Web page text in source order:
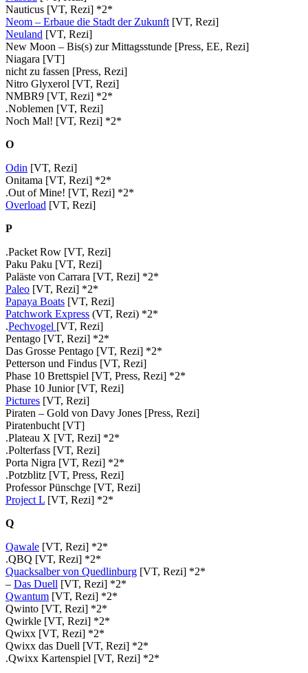
Nauticus [VT, Rezi] *2*
Neom – Erbaue die Stadt der Zukunft [VT, Rezi]
Neuland [VT, Rezi]
New Moon – Bis(s) zur Mittagsstunde [Press, EE, Rezi]
Niagara [VT]
nicht zu fassen [Press, Rezi]
Nitro Glyxerol [VT, Rezi]
NMBR9 [VT, Rezi] *2*
.Noblemen [VT, Rezi]
Noch Mal! [VT, Rezi] *2*
O
Odin [VT, Rezi]
Onitama [VT, Rezi] *2*
.Out of Mine! [VT, Rezi] *2*
Overload [VT, Rezi]
P
.Packet Row [VT, Rezi]
Paku Paku [VT, Rezi]
Paläste von Carrara [VT, Rezi] *2*
Paleo [VT, Rezi] *2*
Papaya Boats [VT, Rezi]
Patchwork Express (VT, Rezi) *2*
.Pechvogel [VT, Rezi]
Pentago [VT, Rezi] *2*
Das Grosse Pentago [VT, Rezi] *2*
Petterson und Findus [VT, Rezi]
Phase 10 Brettspiel [VT, Press, Rezi] *2*
Phase 10 Junior [VT, Rezi]
Pictures [VT, Rezi]
Piraten – Gold von Davy Jones [Press, Rezi]
Piratenbucht [VT]
.Plateau X [VT, Rezi] *2*
.Polterfass [VT, Rezi]
Porta Nigra [VT, Rezi] *2*
.Potzblitz [VT, Press, Rezi]
Professor Pünschge [VT, Rezi]
Project L [VT, Rezi] *2*
Q
Qawale [VT, Rezi] *2*
.QBQ [VT, Rezi] *2*
Quacksalber von Quedlinburg [VT, Rezi] *2*
– Das Duell [VT, Rezi] *2*
Qwantum [VT, Rezi] *2*
Qwinto [VT, Rezi] *2*
Qwirkle [VT, Rezi] *2*
Qwixx [VT, Rezi] *2*
Qwixx das Duell [VT, Rezi] *2*
.Qwixx Kartenspiel [VT, Rezi] *2*